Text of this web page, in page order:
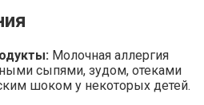
Молочная аллергия
сыпями, зудом, отеками
шоком у некоторых детей.